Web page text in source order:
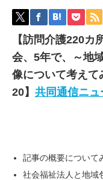
【訪問介護220カ
会、5年で、～地
像について考えて
20】 共同通信ニュ
記事の概要について
社会福祉法人と地域